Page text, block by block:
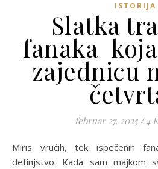
ISTORIJA
Slatka
fanaka
zajednicu
februar 27, 2025 / 4
Miris vrućih, tek ispečenih fanaka uvek me vrati u
detinjstvo. Kada sam majkom